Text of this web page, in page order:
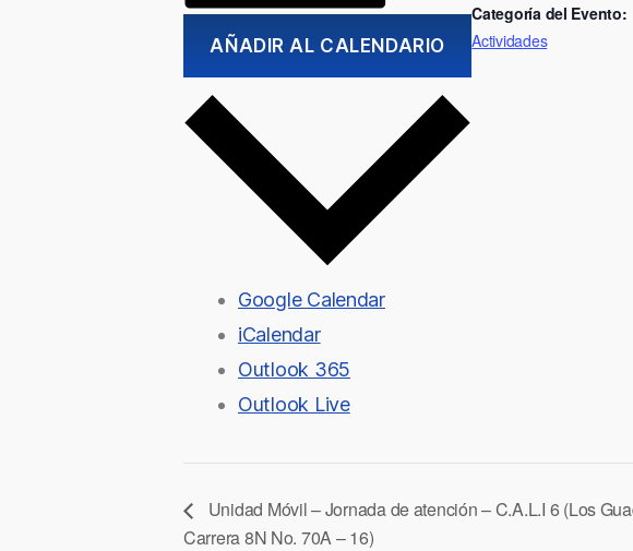
AÑADIR AL CALENDARIO
Google Calendar
iCalendar
Outlook 365
Outlook Live
Categoría del Evento:
Actividades
Unidad Móvil – Jornada de atención – C.A.L.I 6 (Los
Carrera 8N No. 70A – 16)